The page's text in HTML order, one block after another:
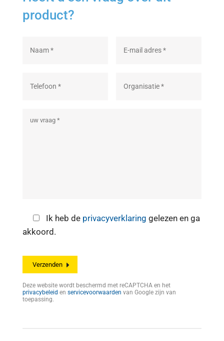
product?
Ik heb de privacyverklaring gelezen en ga
akkoord.
Deze website wordt beschermd met reCAPTCHA en het
privacybeleid en servicevoorwaarden van Google zijn van
toepassing.